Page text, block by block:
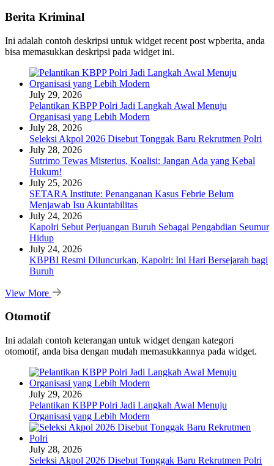
Berita Kriminal
Ini adalah contoh deskripsi untuk widget recent post wpberita, anda
bisa memasukkan deskripsi pada widget ini.
July 29, 2026
Pelantikan KBPP Polri Jadi Langkah Awal Menuju
Organisasi yang Lebih Modern
July 28, 2026
Seleksi Akpol 2026 Disebut Tonggak Baru Rekrutmen Polri
July 28, 2026
Sutrimo Tewas Misterius, Koalisi: Jangan Ada yang Kebal
Hukum!
July 25, 2026
SETARA Institute: Penanganan Kasus Febrie Belum
Menjawab Isu Akuntabilitas
July 24, 2026
Kapolri Sebut Perjuangan Buruh Sebagai Pengabdian Seumur
Hidup
July 24, 2026
KBPBI Resmi Diluncurkan, Kapolri: Ini Hari Bersejarah bagi
Buruh
View More
Otomotif
Ini adalah contoh keterangan untuk widget dengan kategori
otomotif, anda bisa dengan mudah memasukkannya pada widget.
July 29, 2026
Pelantikan KBPP Polri Jadi Langkah Awal Menuju
Organisasi yang Lebih Modern
July 28, 2026
Seleksi Akpol 2026 Disebut Tonggak Baru Rekrutmen Polri